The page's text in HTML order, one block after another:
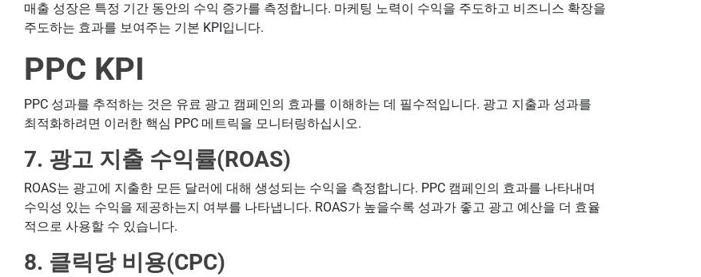
매출 성장은 특정 기간 동안의 수익 증가를 측정합니다. 마케팅 노력이 수익을 주도하고 비즈니스 확장을
주도하는 효과를 보여주는 기본 KPI입니다.
PPC KPI
PPC 성과를 추적하는 것은 유료 광고 캠페인의 효과를 이해하는 데 필수적입니다. 광고 지출과 성과를
최적화하려면 이러한 핵심 PPC 메트릭을 모니터링하십시오.
7. 광고 지출 수익률(ROAS)
ROAS는 광고에 지출한 모든 달러에 대해 생성되는 수익을 측정합니다. PPC 캠페인의 효과를 나타내며
수익성 있는 수익을 제공하는지 여부를 나타냅니다. ROAS가 높을수록 성과가 좋고 광고 예산을 더 효율
적으로 사용할 수 있습니다.
8. 클릭당 비용(CPC)